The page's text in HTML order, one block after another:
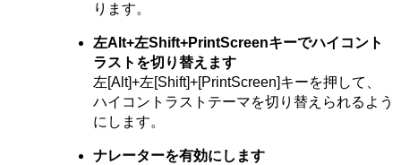
ります。
左Alt+左Shift+PrintScreenキーでハイコント
ラストを切り替えます
左[Alt]+左[Shift]+[PrintScreen]キーを押して、
ハイコントラストテーマを切り替えられるよう
にします。
ナレーターを有効にします